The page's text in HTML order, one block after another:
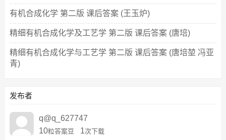
有机合成化学 第二版 课后答案 (王玉炉)
精细有机合成化学及工艺学 第二版 课后答案 (唐培)
精细有机合成化学与工艺学 第二版 课后答案 (唐培堃 冯亚
青)
发布者
q@q_627747
10粒答案豆 1次下载